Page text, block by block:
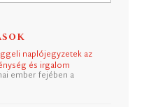
naplójegyzetek az
és irgalom
ember fejében a